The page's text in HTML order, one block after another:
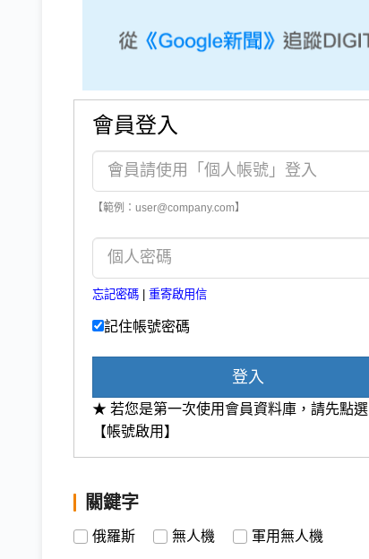
會員登入
【範例：user@company.com】
忘記密碼 重寄啟用信
記住帳號密碼
登入
★ 若您是第一次使用會員資料庫，請先點選
【帳號啟用】
關鍵字
俄羅斯 無人機 軍用無人機